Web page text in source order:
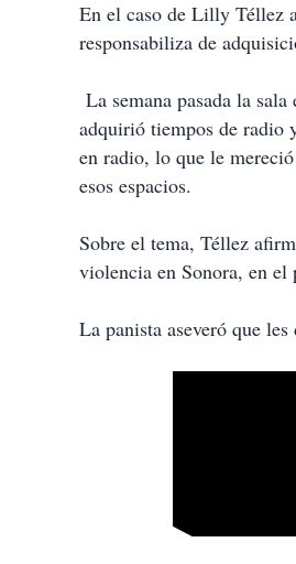
En el caso de Lilly Téllez
responsabiliza de
La semana pasada la
adquirió tiempos de radio
en radio, lo que le
esos espacios.
Sobre el tema, Téllez
violencia en Sonora, en el
La panista aseveró que